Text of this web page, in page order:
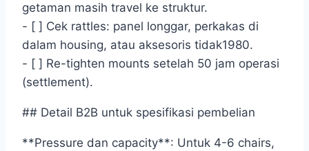
getaman masih travel ke struktur.
- [ ] Cek rattles: panel longgar, perkakas di
dalam housing, atau aksesoris tidak1980.
- [ ] Re-tighten mounts setelah 50 jam operasi
(settlement).
## Detail B2B untuk spesifikasi pembelian
**Pressure dan capacity**: Untuk 4-6 chairs,